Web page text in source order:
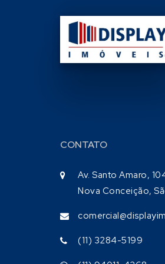
CONTATO
Av. Santo Amaro,
Nova Conceição,
(11) 3284-5199